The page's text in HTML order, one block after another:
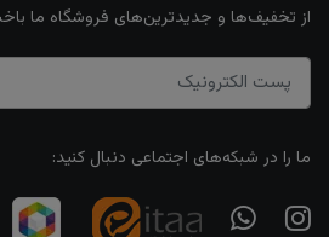
از تخفیف‌ها و جدیدترین‌های فروشگاه ما
ما را در شبکه‌های اجتماعی دنبال کنید: